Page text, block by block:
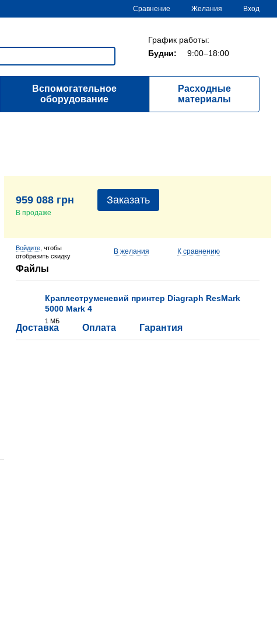
Сравнение Желания Вход
График работы:
Будни:
9:00–18:00
Вспомогательное
оборудование
Расходные
материалы
959 088 грн
В продаже
Заказать
Войдите , чтобы
отобразить скидку
В желания К сравнению
Файлы
Краплеструменевий принтер Diagraph ResMark
5000 Mark 4
1 МБ
Доставка Оплата Гарантия